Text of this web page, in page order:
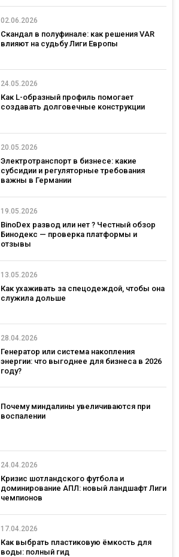
02.06.2026
Скандал в полуфинале: как решения VAR
влияют на судьбу Лиги Европы
24.05.2026
Как L-образный профиль помогает
создавать долговечные конструкции
20.05.2026
Электротранспорт в бизнесе: какие
субсидии и регуляторные требования
важны в Германии
19.05.2026
BinoDex развод или нет ? Честный обзор
Бинодекс — проверка платформы и
отзывы
13.05.2026
Как ухаживать за спецодеждой, чтобы она
служила дольше
28.04.2026
Генератор или система накопления
энергии: что выгоднее для бизнеса в 2026
году?
Почему миндалины увеличиваются при
воспалении
24.04.2026
Кризис шотландского футбола и
доминирование АПЛ: новый ландшафт Лиги
чемпионов
17.04.2026
Как выбрать пластиковую ёмкость для
воды: полный гид